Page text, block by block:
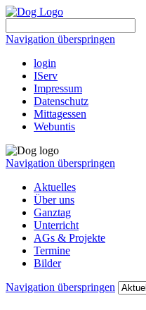
Navigation überspringen
login
IServ
Impressum
Datenschutz
Mittagessen
Webuntis
Navigation überspringen
Aktuelles
Über uns
Ganztag
Unterricht
AGs & Projekte
Termine
Bilder
Navigation überspringen